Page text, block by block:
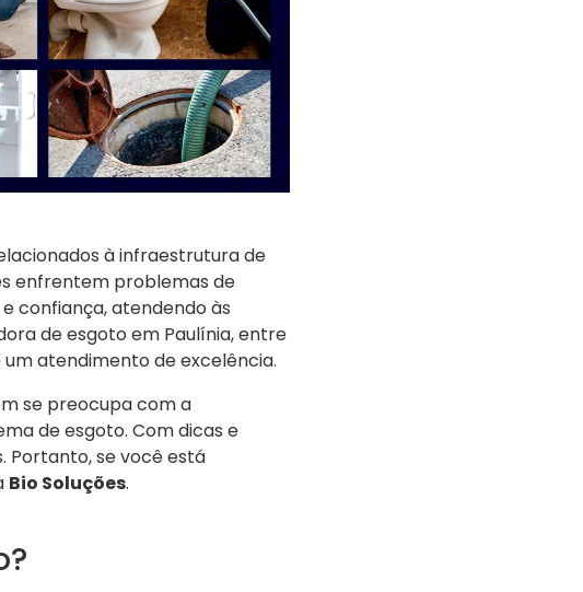
à infraestrutura de
enfrentem problemas de
confiança, atendendo às
de esgoto em Paulínia, entre
atendimento de excelência.
se preocupa com a
de esgoto. Com dicas e
Portanto, se você está
Bio Soluções.